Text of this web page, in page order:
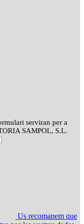
serviran per a
SAMPOL, S.L.
Us recomanem que